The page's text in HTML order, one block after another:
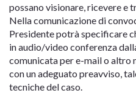
possano visionare, ricevere e
Nella comunicazione di
Presidente potrà specificare
in audio/video conferenza
comunicata per e-mail o altro
con un adeguato preavviso,
tecniche del caso.